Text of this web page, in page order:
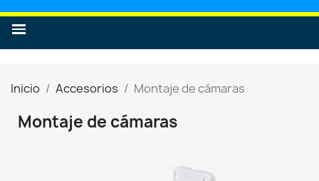
Inicio Accesorios Montaje de cámaras
Montaje de cámaras